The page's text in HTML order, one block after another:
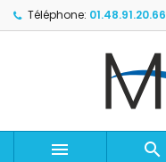
Téléphone: 01.48.91.20.66
 